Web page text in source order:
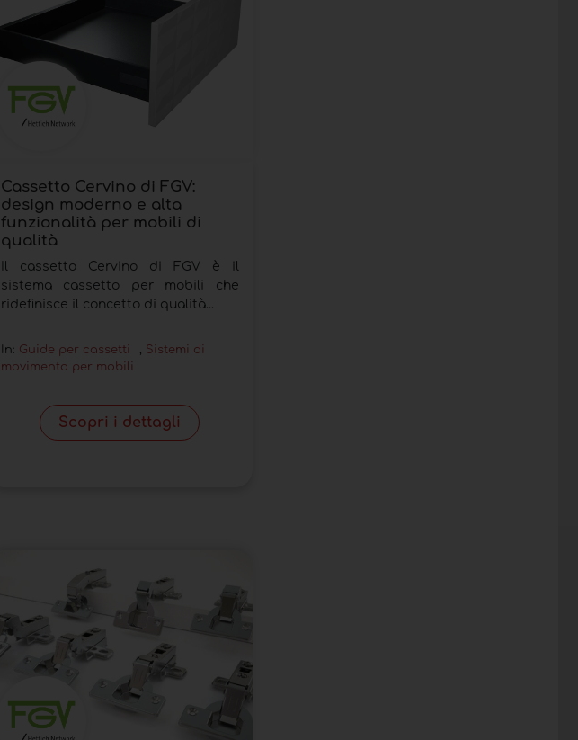
Cassetto Cervino di FGV:
design moderno e alta
funzionalità per mobili di
qualità
Il cassetto Cervino di FGV è il
sistema cassetto per mobili che
ridefinisce il concetto di qualità...
In: Guide per cassetti
Sistemi di
movimento per mobili
Scopri i dettagli